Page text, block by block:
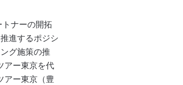
ナーの開拓
進するポジシ
グ施策の推
アー東京を代
アー東京（豊